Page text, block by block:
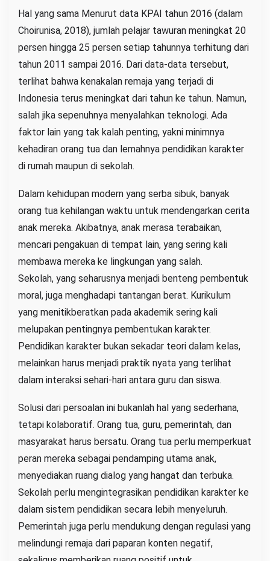
Hal yang sama Menurut data KPAI tahun 2016 (dalam
Choirunisa, 2018), jumlah pelajar tawuran meningkat 20
persen hingga 25 persen setiap tahunnya terhitung dari
tahun 2011 sampai 2016. Dari data-data tersebut,
terlihat bahwa kenakalan remaja yang terjadi di
Indonesia terus meningkat dari tahun ke tahun. Namun,
salah jika sepenuhnya menyalahkan teknologi. Ada
faktor lain yang tak kalah penting, yakni minimnya
kehadiran orang tua dan lemahnya pendidikan karakter
di rumah maupun di sekolah.
Dalam kehidupan modern yang serba sibuk, banyak
orang tua kehilangan waktu untuk mendengarkan cerita
anak mereka. Akibatnya, anak merasa terabaikan,
mencari pengakuan di tempat lain, yang sering kali
membawa mereka ke lingkungan yang salah.
Sekolah, yang seharusnya menjadi benteng pembentuk
moral, juga menghadapi tantangan berat. Kurikulum
yang menitikberatkan pada akademik sering kali
melupakan pentingnya pembentukan karakter.
Pendidikan karakter bukan sekadar teori dalam kelas,
melainkan harus menjadi praktik nyata yang terlihat
dalam interaksi sehari-hari antara guru dan siswa.
Solusi dari persoalan ini bukanlah hal yang sederhana,
tetapi kolaboratif. Orang tua, guru, pemerintah, dan
masyarakat harus bersatu. Orang tua perlu memperkuat
peran mereka sebagai pendamping utama anak,
menyediakan ruang dialog yang hangat dan terbuka.
Sekolah perlu mengintegrasikan pendidikan karakter ke
dalam sistem pendidikan secara lebih menyeluruh.
Pemerintah juga perlu mendukung dengan regulasi yang
melindungi remaja dari paparan konten negatif,